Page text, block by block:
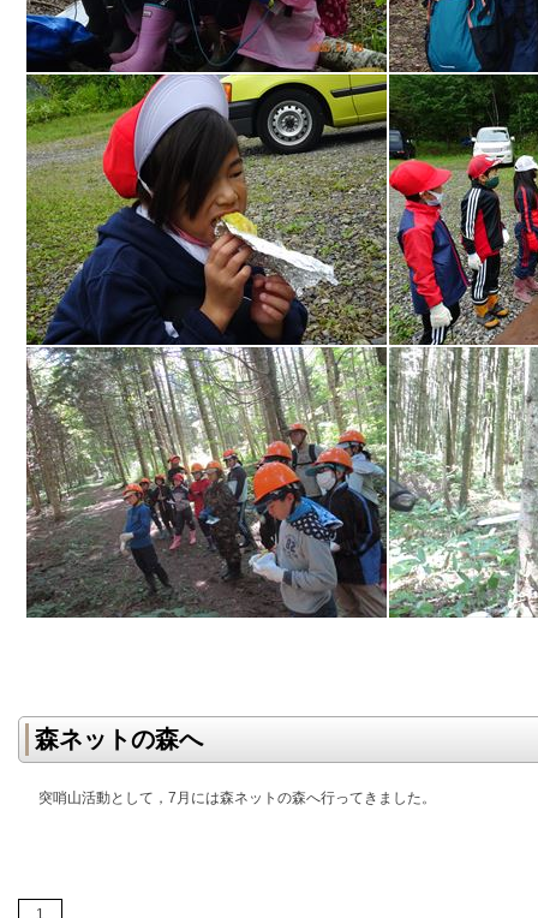
森ネットの森へ
突哨山活動として，7月には森ネットの森へ行ってきました。
1